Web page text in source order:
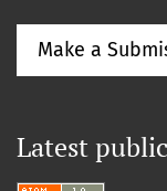
Make a
Latest